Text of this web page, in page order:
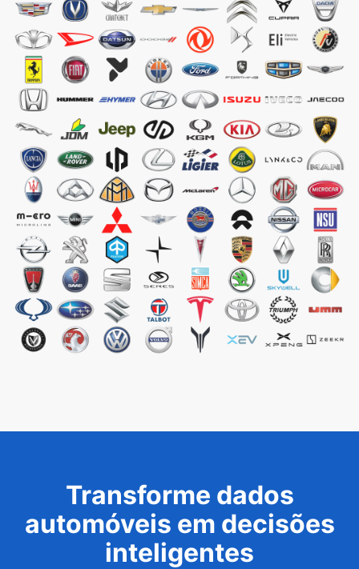
Transforme dados
automóveis em decisões
inteligentes